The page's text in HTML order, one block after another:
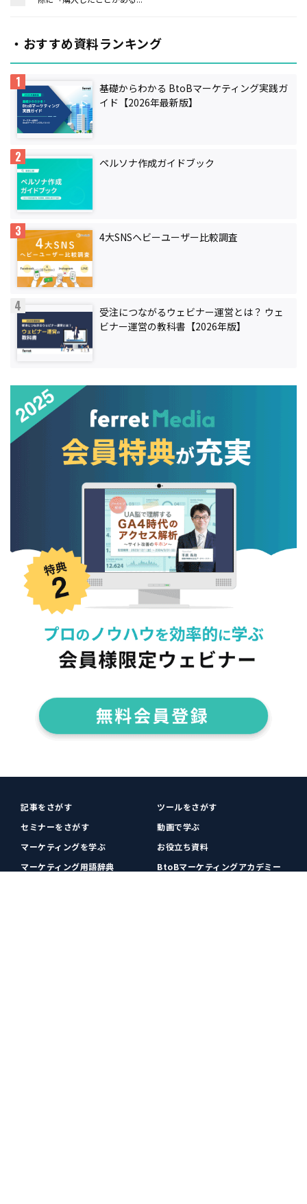
・おすすめ資料ランキング
基礎からわかる BtoBマーケティング実践ガ
イド【2026年最新版】
ペルソナ作成ガイドブック
4大SNSヘビーユーザー比較調査
受注につながるウェビナー運営とは？ ウェ
ビナー運営の教科書【2026年版】
記事をさがす
ツールをさがす
セミナーをさがす
動画で学ぶ
マーケティングを学ぶ
お役立ち資料
マーケティング用語辞典
BtoBマーケティングアカデミー